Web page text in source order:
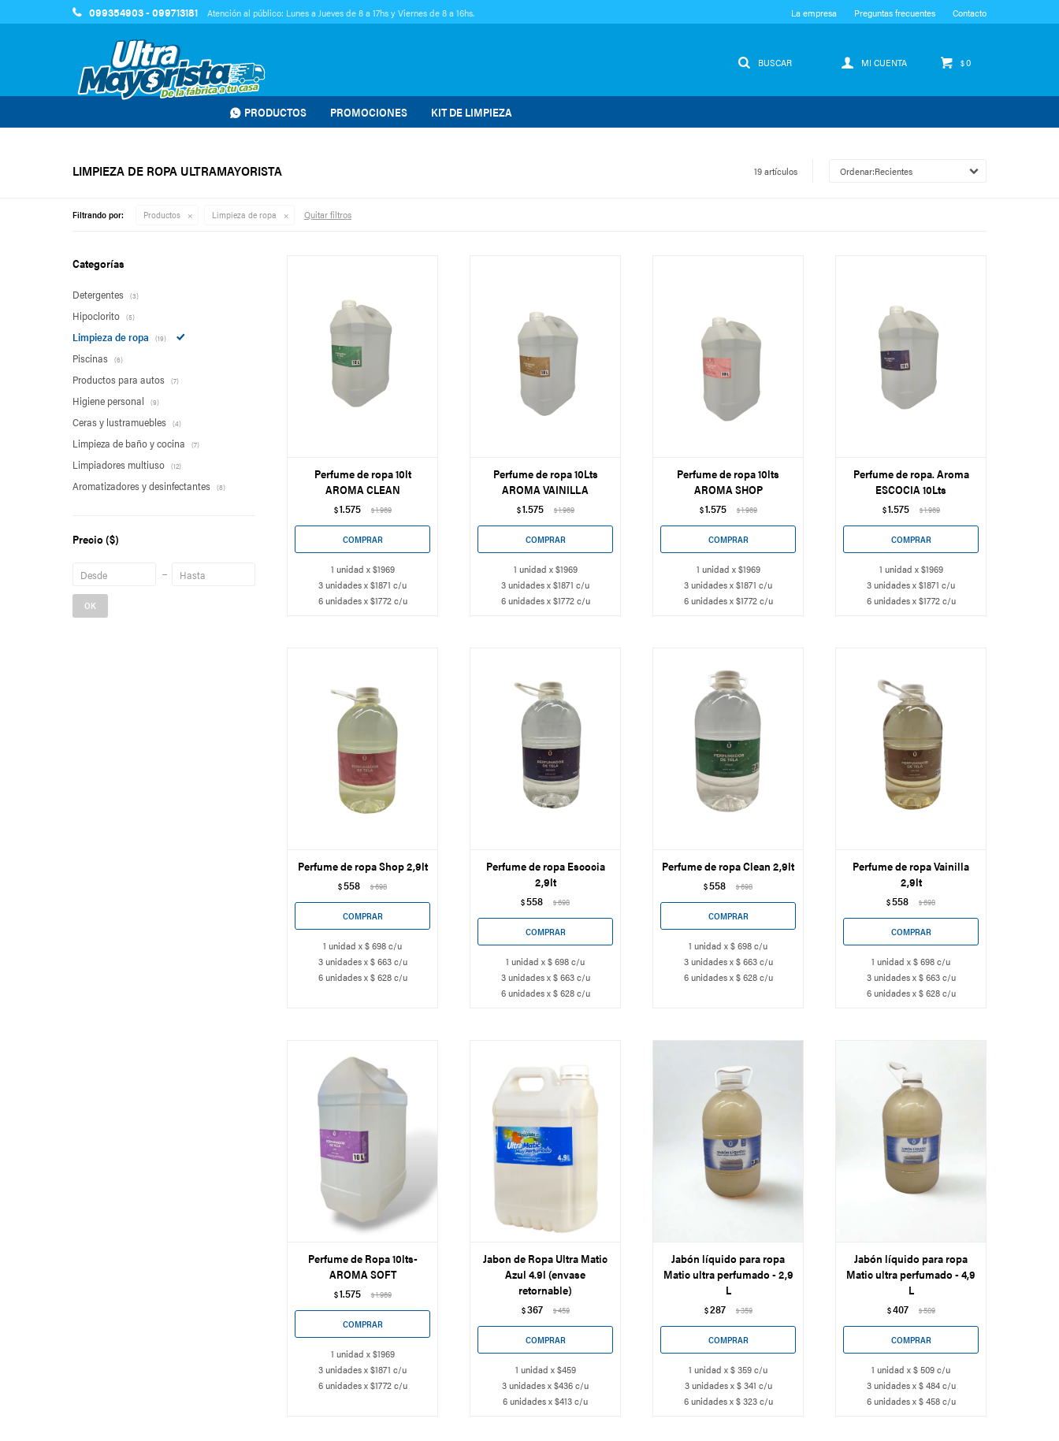
PRODUCTOS PROMOCIONES KIT DE LIMPIEZA
$0
099354903 - 099713181 Atención al público: Lunes a Jueves de 8 a 17hs y Viernes de 8 a 16hs. La empresa Preguntas frecuentes Contacto
LIMPIEZA DE ROPA ULTRAMAYORISTA 19 artículos Recientes
Filtrando por: Productos Limpieza de ropa Quitar filtros
Perfume de ropa 10lt
AROMA CLEAN
$1.575 $1.969
1 unidad x $1969
3 unidades x $1871 c/u
6 unidades x $1772 c/u
Perfume de ropa 10Lts
AROMA VAINILLA
$1.575 $1.969
1 unidad x $1969
3 unidades x $1871 c/u
6 unidades x $1772 c/u
Perfume de ropa 10lts
AROMA SHOP
$1.575 $1.969
1 unidad x $1969
3 unidades x $1871 c/u
6 unidades x $1772 c/u
Perfume de ropa. Aroma
ESCOCIA 10Lts
$1.575 $1.969
1 unidad x $1969
3 unidades x $1871 c/u
6 unidades x $1772 c/u
Perfume de ropa Shop 2,9lt
$558 $698
1 unidad x $ 698 c/u
3 unidades x $ 663 c/u
6 unidades x $ 628 c/u
Perfume de ropa Escocia
2,9lt
$558 $698
1 unidad x $ 698 c/u
3 unidades x $ 663 c/u
6 unidades x $ 628 c/u
Perfume de ropa Clean 2,9lt
$558 $698
1 unidad x $ 698 c/u
3 unidades x $ 663 c/u
6 unidades x $ 628 c/u
Perfume de ropa Vainilla
2,9lt
$558 $698
1 unidad x $ 698 c/u
3 unidades x $ 663 c/u
6 unidades x $ 628 c/u
Perfume de Ropa 10lts-
AROMA SOFT
$1.575 $1.969
1 unidad x $1969
3 unidades x $1871 c/u
6 unidades x $1772 c/u
Jabon de Ropa Ultra Matic
Azul 4.9l (envase
retornable)
$367 $459
1 unidad x $459
3 unidades x $436 c/u
6 unidades x $413 c/u
Jabón líquido para ropa
Matic ultra perfumado - 2,9
L
$287 $359
1 unidad x $ 359 c/u
3 unidades x $ 341 c/u
6 unidades x $ 323 c/u
Jabón líquido para ropa
Matic ultra perfumado - 4,9
L
$407 $509
1 unidad x $ 509 c/u
3 unidades x $ 484 c/u
6 unidades x $ 458 c/u
Categorías
Detergentes (3)
Hipoclorito (5)
Limpieza de ropa (19)
Piscinas (6)
Productos para autos (7)
Higiene personal (9)
Ceras y lustramuebles (4)
Limpieza de baño y cocina (7)
Limpiadores multiuso (12)
Aromatizadores y desinfectantes (8)
Precio($)
OK